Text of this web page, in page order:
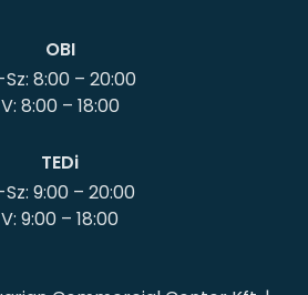
OBI
Sz: 8:00 – 20:00
V: 8:00 – 18:00
TEDi
Sz: 9:00 – 20:00